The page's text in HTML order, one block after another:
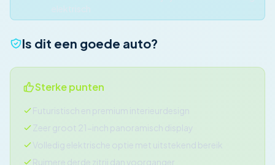
Is dit een goede auto?
Sterke punten
Futuristisch en premium interieurdesign
Zeer groot 21-inch panoramisch display
Volledig elektrische optie met uitstekend bereik
Ruimere derde zitrij dan voorganger